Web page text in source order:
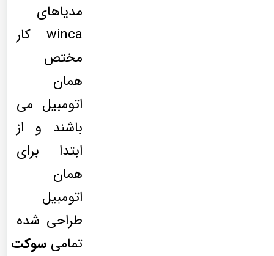
مدیاهای
winca کار
مختص
همان
اتومبیل می
باشند و از
ابتدا برای
همان
اتومبیل
طراحی شده
تمامی سوکت